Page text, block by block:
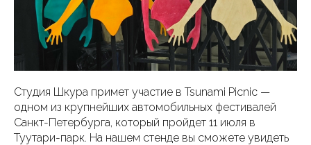
Студия Шкура примет участие в Tsunami Picnic —
одном из крупнейших автомобильных фестивалей
Санкт-Петербурга, который пройдет 11 июля в
Туутари-парк. На нашем стенде вы сможете увидеть